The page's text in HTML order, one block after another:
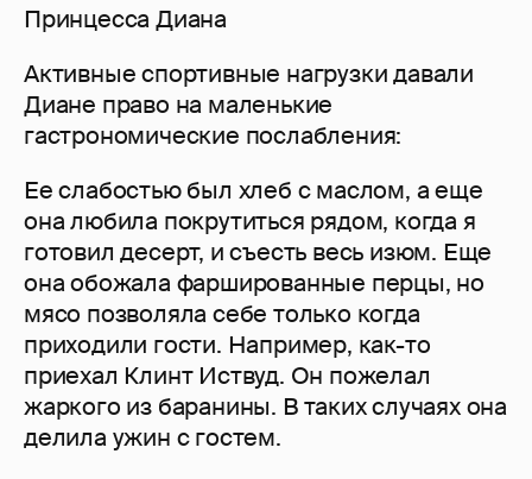
Принцесса Диана
Активные спортивные нагрузки давали
Диане право на маленькие
гастрономические послабления:
Ее слабостью был хлеб с маслом, а еще
она любила покрутиться рядом, когда я
готовил десерт, и съесть весь изюм. Еще
она обожала фаршированные перцы, но
мясо позволяла себе только когда
приходили гости. Например, как-то
приехал Клинт Иствуд. Он пожелал
жаркого из баранины. В таких случаях она
делила ужин с гостем.